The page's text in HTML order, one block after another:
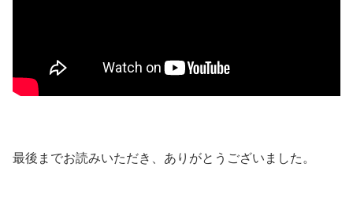
最後までお読みいただき、ありがとうございました。